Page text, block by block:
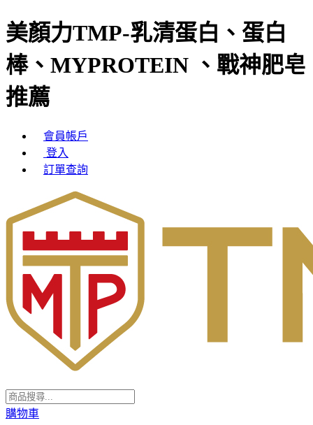
美顏力TMP-乳清蛋白、蛋白
棒、MYPROTEIN 、戰神肥皂
推薦
會員帳戶
登入
訂單查詢
購物車